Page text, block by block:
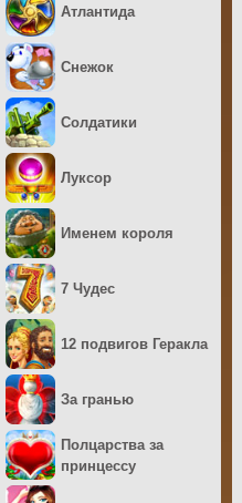
Атлантида
Снежок
Солдатики
Луксор
Именем короля
7 Чудес
12 подвигов Геракла
За гранью
Полцарства за
принцессу